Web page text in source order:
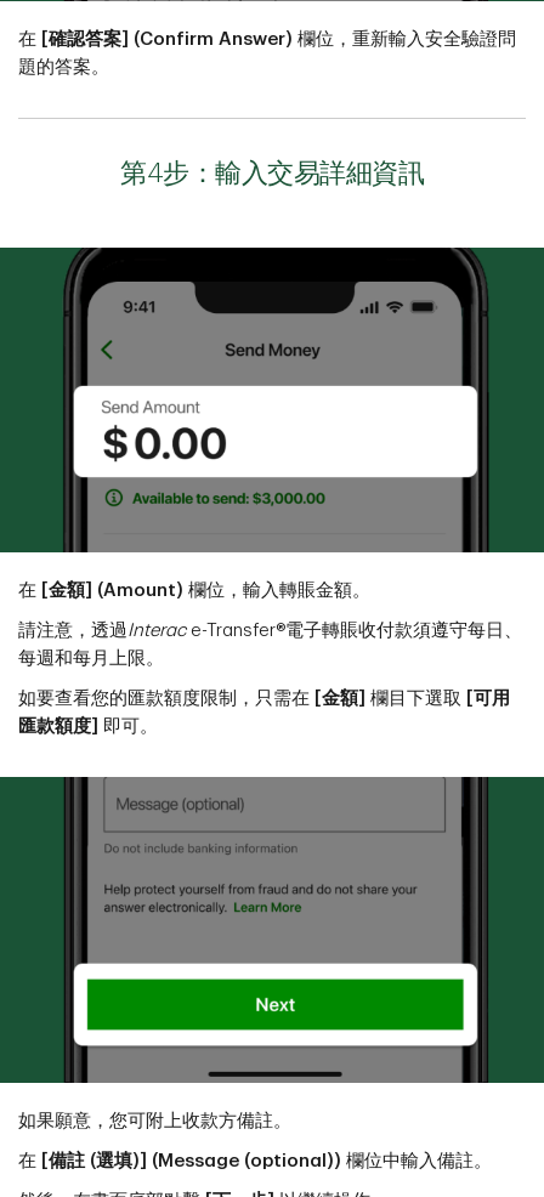
在 [確認答案] (Confirm Answer) 欄位，重新輸入安全驗證問
題的答案。
第4步：輸入交易詳細資訊
在 [金額] (Amount) 欄位，輸入轉賬金額。
請注意，透過 Interace-Transfer®電子轉賬收付款須遵守每日、
每週和每月上限。
如要查看您的匯款額度限制，只需在 [金額] 欄目下選取
[可用
匯款額度]
即可。
如果願意，您可附上收款方備註。
在 [備註 (選填)] (Message (optional)) 欄位中輸入備註。